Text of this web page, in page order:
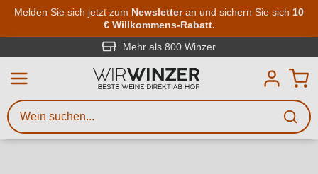
Zum Hauptinhalt springen
Melden Sie sich jetzt zum Newsletteran und sichern Sie sich 10
€ Willkommens-Rabatt.
Mehr als 800 Winzer
Weinsuche
Mindestens 3 Zeichen eingeben
Beschreiben Sie, welchen Wein
Sie suchen – ob nach Geschmack,